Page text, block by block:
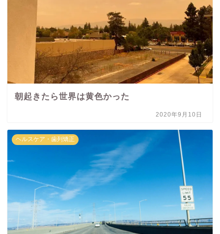
朝起きたら世界は黄色かった
2020年9月10日
ヘルスケア・歯列矯正